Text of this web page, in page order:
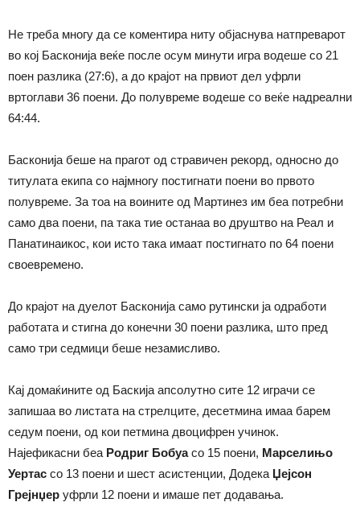
Не треба многу да се коментира ниту објаснува натпреварот
во кој Басконија веќе после осум минути игра водеше со 21
поен разлика (27:6), а до крајот на првиот дел уфрли
вртоглави 36 поени. До полувреме водеше со веќе надреални
64:44.
Басконија беше на прагот од стравичен рекорд, односно до
титулата екипа со најмногу постигнати поени во првото
полувреме. За тоа на воините од Мартинез им беа потребни
само два поени, па така тие останаа во друштво на Реал и
Панатинаикос, кои исто така имаат постигнато по 64 поени
своевремено.
До крајот на дуелот Басконија само рутински ја одработи
работата и стигна до конечни 30 поени разлика, што пред
само три седмици беше незамисливо.
Кај домаќините од Баскија апсолутно сите 12 играчи се
запишаа во листата на стрелците, десетмина имаа барем
седум поени, од кои петмина двоцифрен учинок.
Најефикасни беа Родриг Бобуасо 15 поени, Марселињо
Уертас со 13 поени и шест асистенции, Додека Џејсон
Грејнџер уфрли 12 поени и имаше пет додавања.